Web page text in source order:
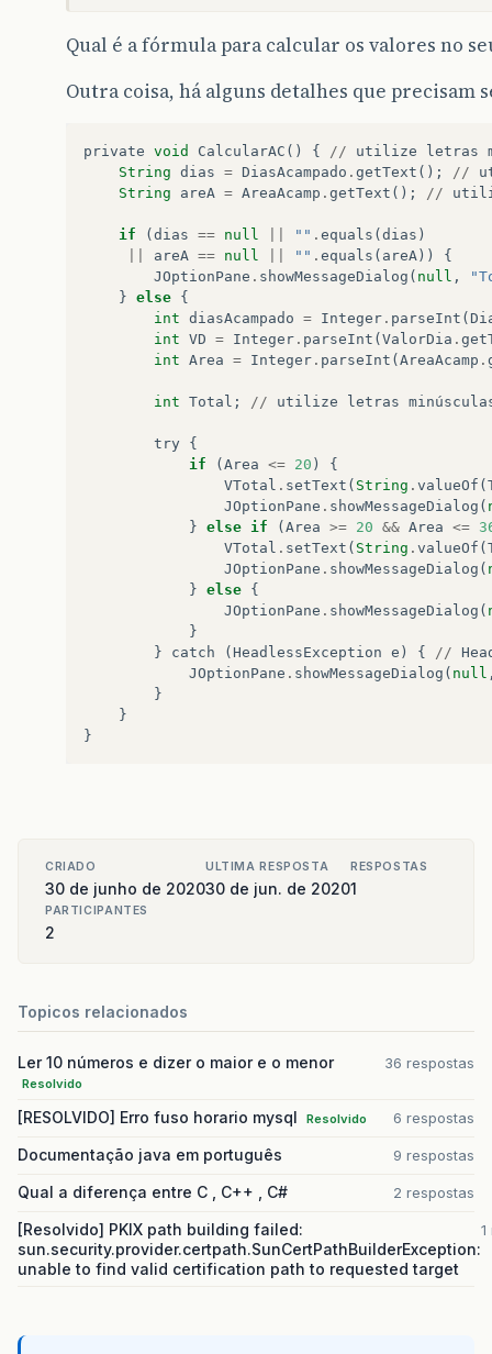
Qual é a fórmula para calcular os valores no
Outra coisa, há alguns detalhes que precisam
private void CalcularAC () { // utilize letras
String dias = DiasAcampado . getText (); //
String
areA = AreaAcamp . getText (); //
if ( dias == null "" . equals ( dias )
areA == null "" . equals ( areA ))
{
JOptionPane . showMessageDialog ( null ,
} else {
int diasAcampado = Integer . parseInt (
int VD = Integer . parseInt ( ValorDia .
int Area = Integer . parseInt ( AreaAcamp .
int Total ; // utilize letras
try {
if
( Area <= 20 )
{
VTotal . setText ( String . valueOf (
JOptionPane . showMessageDialog (
} else if ( Area >= 20 && Area <=
VTotal . setText ( String . valueOf (
JOptionPane . showMessageDialog (
} else {
JOptionPane . showMessageDialog (
}
}
catch ( HeadlessException e ) { //
JOptionPane . showMessageDialog ( null
}
}
}
CRIADO
30 de junho de 2020
ULTIMA RESPOSTA
30 de jun. de 2020
RESPOSTAS
1
PARTICIPANTES
2
Topicos relacionados
Ler 10 números e dizer o maior e o menor
Resolvido
36 respostas
[RESOLVIDO] Erro fuso horario mysql Resolvido 6 respostas
Documentação java em português 9 respostas
Qual a diferença entre C , C++ , C# 2 respostas
[Resolvido] PKIX path building failed:
sun.security.provider.certpath.SunCertPathBuilderException:
unable to find valid certification path to requested target